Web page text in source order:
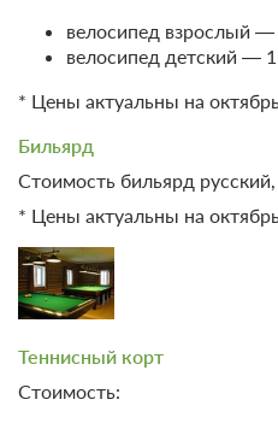
велосипед взрослый —
велосипед детский —
* Цены актуальны на
Бильярд
Стоимость бильярд
* Цены актуальны на
Теннисный корт
Стоимость: